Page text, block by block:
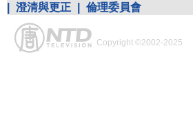
澄清與更正 倫理委員會
Copyright ©2002-2025